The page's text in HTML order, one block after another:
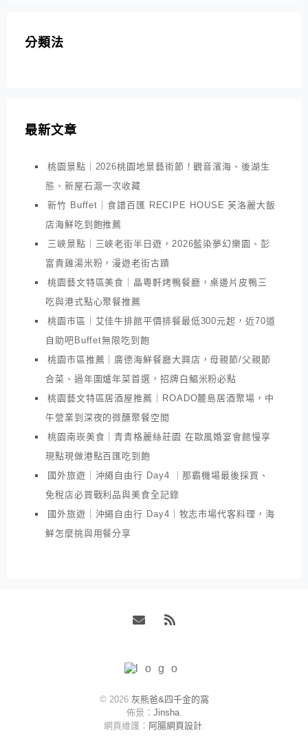
分類法
最新文章
桃園景點｜2026桃園地景藝術節！觀音濱海、後湖生
態、新屋石滬一次收藏
新竹 Buffet｜食譜百匯 RECIPE HOUSE 芙洛麗大飯
店海鮮吃到飽推薦
三峽景點｜三峽老街半日遊，2026藍染夢幻樂園、彭
富貴雞湯米粉，漫遊老街古蹟
桃園藝文特區美食｜晶粵軒烤鴨餐廳，桌邊片皮鴨三
吃與港式點心聚餐推薦
桃園市區｜艾佳牛排館平價排餐最低300元起，近70道
自助吧Buffet無限吃到飽
桃園市區推薦｜廣德海鮮餐廳大興店，母親節/父親節
合菜、過年圍爐年菜首選，招牌白鯧米粉必點
桃園藝文特區居酒屋推薦｜ROADO麓島居酒聚場，中
午營業到深夜的微醺聚餐空間
桃園南崁美食｜青青格麗絲莊園 在歐風婚宴會館慢享
現點現做港點百匯吃到飽
國外旅遊｜沖繩自由行 Day4 ｜那霸機場最後採買、
免稅店必買戰利品與美食全記錄
國外旅遊｜沖繩自由行 Day4｜牧志市場代客料理，海
鮮怎麼挑與用餐分享
© 2026 灰熊爸&四千金的窩
佈景： Jinsha.
網頁維護： 阿腸網頁設計.